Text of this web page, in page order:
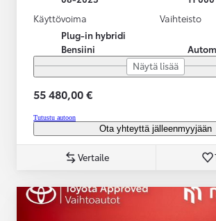
Käyttövoima
Plug-in hybridi
Bensiini
Vaihteisto
Näytä lisää
55 480,00 €
Tutustu autoon
Ota yhteyttä jälleenmyyjään
Vertaile